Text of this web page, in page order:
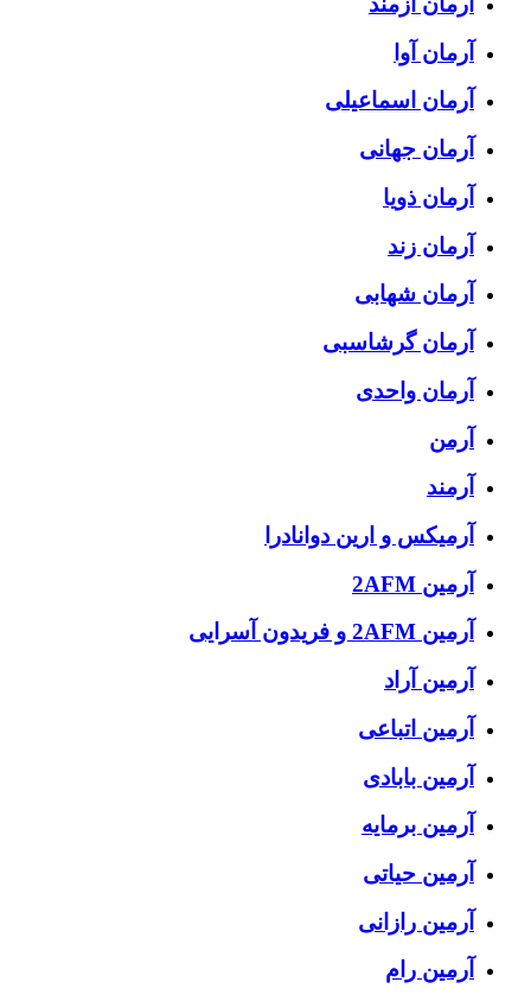
آرمان آوا
آرمان اسماعیلی
آرمان جهانی
آرمان ذویا
آرمان زند
آرمان شهابی
آرمان گرشاسبی
آرمان واحدی
آرمن
آرمند
آرمیکس و ارین دوانادرا
آرمین 2AFM
آرمین 2AFM و فریدون آسرایی
آرمین آراد
آرمین اتباعی
آرمین بابادی
آرمین برمایه
آرمین حیاتی
آرمین رازانی
آرمین رام